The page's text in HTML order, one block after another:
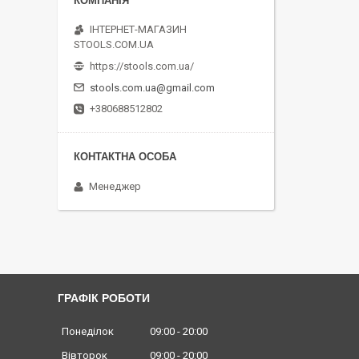
ІНТЕРНЕТ-МАГАЗИН
STOOLS.COM.UA
https://stools.com.ua/
stools.com.ua@gmail.com
+380688512802
Менеджер
ГРАФІК РОБОТИ
Понеділок 09:00
20:00
Вівторок
09:00 20:00